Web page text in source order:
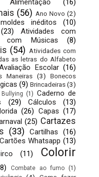
Alimentação (16)
(56) Ano Novo (2)
inéditos
(10)
(23)
Atividades com
com Músicas (8)
(54) Atividades com
as letras do Alfabeto
Escolar (16)
Maneiras (3)
Bonecos
(9) Brincadeiras(3)
Bullying (1) Caderno de
(29) Cálculos
(13)
(26) Capas (17)
(25) Cartazes
(33) Cartilhas
(16)
Cartões Whatsapp (13)
(11)
Colorir
Combate ao fumo (1)